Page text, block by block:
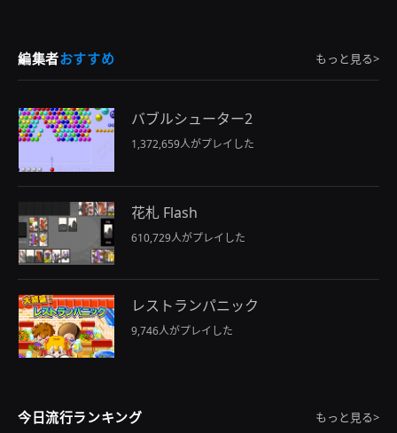
編集者おすすめ もっと見る>
バブルシューター2
1,372,659人がプレイした
花札 Flash
610,729人がプレイした
レストランパニック
9,746人がプレイした
今日流行ランキング もっと見る>